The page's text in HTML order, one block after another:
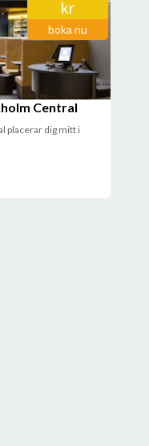
kr
boka nu
Central
placerar dig mitt i